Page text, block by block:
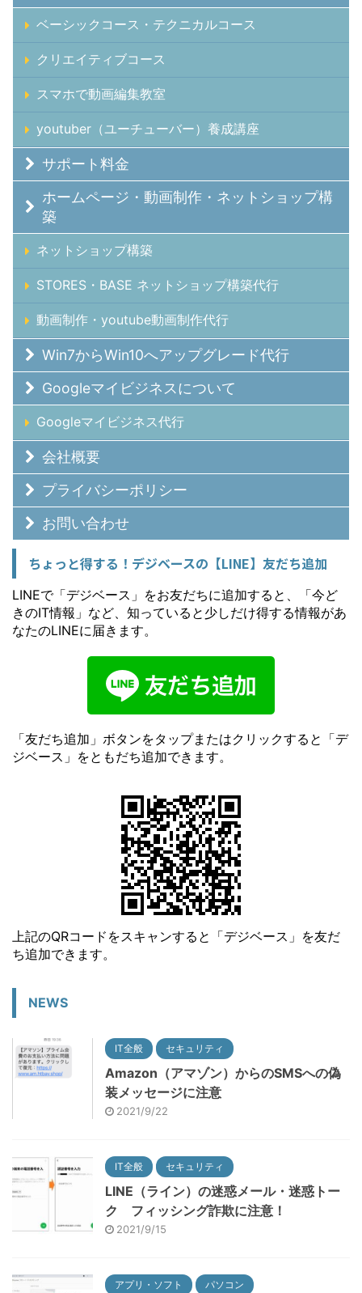
ベーシックコース・テクニカルコース
クリエイティブコース
スマホで動画編集教室
youtuber（ユーチューバー）養成講座
サポート料金
ホームページ・動画制作・ネットショップ構
築
ネットショップ構築
STORES・BASE ネットショップ構築代行
動画制作・youtube動画制作代行
Win7からWin10へアップグレード代行
Googleマイビジネスについて
Googleマイビジネス代行
会社概要
プライバシーポリシー
お問い合わせ
ちょっと得する！デジベースの【LINE】友だち追加
LINEで「デジベース」をお友だちに追加すると、「今ど
きのIT情報」など、知っていると少しだけ得する情報があ
なたのLINEに届きます。
「友だち追加」ボタンをタップまたはクリックすると「デ
ジベース」をともだち追加できます。
上記のQRコードをスキャンすると「デジベース」を友だ
ち追加できます。
NEWS
IT全般 セキュリティ
Amazon（アマゾン）からのSMSへの偽
装メッセージに注意
2021/9/22
IT全般 セキュリティ
LINE（ライン）の迷惑メール・迷惑トー
ク フィッシング詐欺に注意！
2021/9/15
アプリ・ソフト パソコン